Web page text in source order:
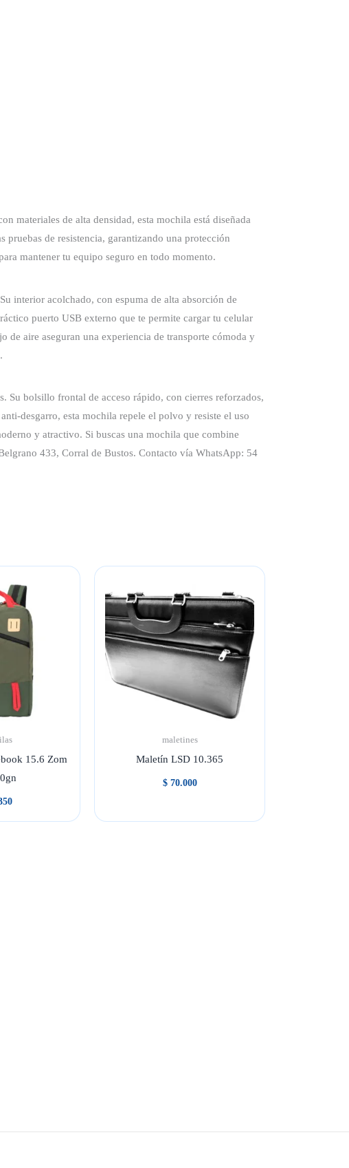
materiales de alta densidad, esta mochila está diseñada
pruebas de resistencia, garantizando una protección
mantener tu equipo seguro en todo momento.
interior acolchado, con espuma de alta absorción de
puerto USB externo que te permite cargar tu celular
de aire aseguran una experiencia de transporte cómoda y
Su bolsillo frontal de acceso rápido, con cierres reforzados,
desgarro, esta mochila repele el polvo y resiste el uso
y atractivo. Si buscas una mochila que combine
433, Corral de Bustos. Contacto vía WhatsApp: 54
15.6 Zom
maletines
Maletín LSD 10.365
$70.000